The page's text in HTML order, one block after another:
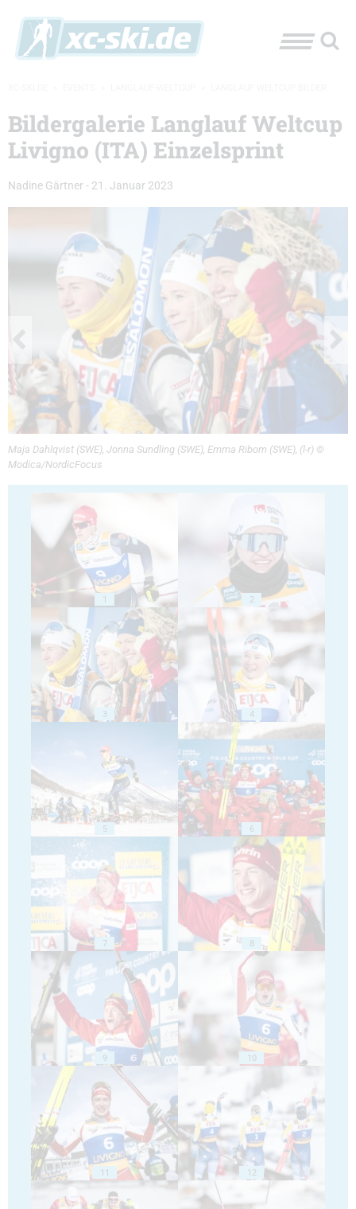
Bildergalerie Langlauf Weltcup
Livigno (ITA) Einzelsprint
Nadine Gärtner - 21. Januar 2023
Maja Dahlqvist (SWE), Jonna Sundling (SWE), Emma Ribom (SWE), (l-r) ©
Modica/NordicFocus
1 2
3 4
5 6
7 8
9 10
11 12